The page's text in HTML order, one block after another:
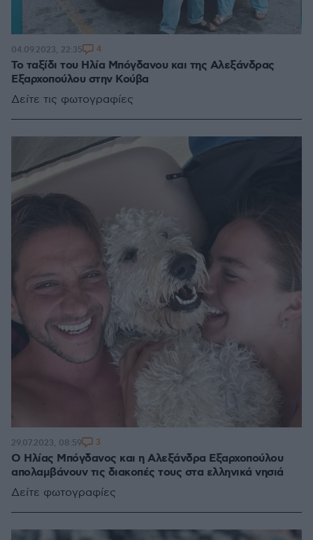
Το ταξίδι του Ηλία Μπόγδανου και της Αλεξάνδρας
Εξαρχοπούλου στην Κούβα
Δείτε τις φωτογραφίες
04.09.2023, 22:35 4
Ο Ηλίας Μπόγδανος και η Αλεξάνδρα Εξαρχοπούλου
απολαμβάνουν τις διακοπές τους στα ελληνικά νησιά
Δείτε φωτογραφίες
29.07.2023, 08:59 3